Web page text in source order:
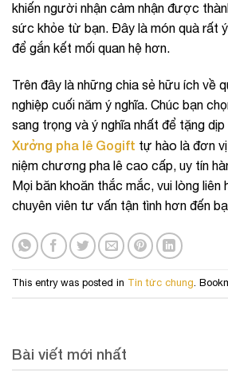
khiến người nhận cảm nhận được
sức khỏe từ bạn. Đây là món quà rất
để gắn kết mối quan hệ hơn.
Trên đây là những chia sẻ hữu ích về q
nghiệp cuối năm ý nghĩa. Chúc bạn
sang trọng và ý nghĩa nhất để tặng dịp
Xưởng pha lê Gogift tự hào là đơn
niệm chương pha lê cao cấp, uy tín
Mọi băn khoăn thắc mắc, vui lòng
chuyên viên tư vấn tận tình hơn đến
This entry was posted in Tin tức chung.
Bài viết mới nhất